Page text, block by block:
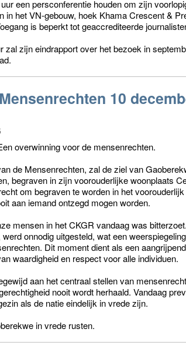
een persconferentie houden om zijn
in het VN-gebouw, hoek Khama Crescent &
is beperkt tot geaccrediteerde
zal zijn eindrapport over het bezoek in
10
overwinning voor de mensenrechten.
de Mensenrechten, zal de ziel van
begraven in zijn voorouderlijke woonplaats
om begraven te worden in het
aan iemand ontzegd mogen worden.
mensen in het CKGR vandaag was
onnodig uitgesteld, wat een
Dit moment dient als een
waardigheid en respect voor alle individuen.
aan het centraal stellen van
nooit wordt herhaald. Vandaag
als de natie eindelijk in vrede zijn.
in vrede rusten.